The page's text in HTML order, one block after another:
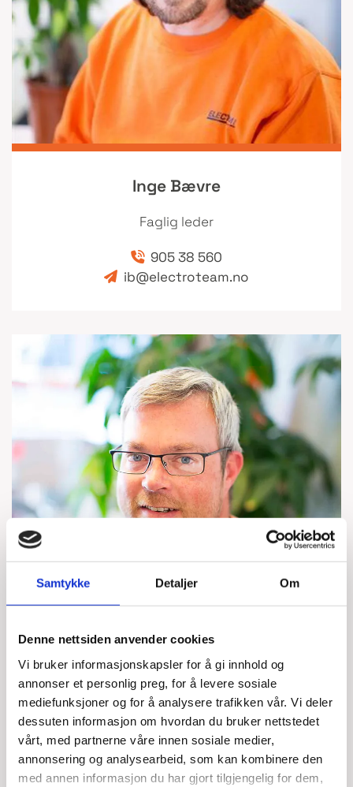
Samtykke Detaljer Om
Denne nettsiden anvender cookies
Vi bruker informasjonskapsler for å gi innhold og
annonser et personlig preg, for å levere sosiale
mediefunksjoner og for å analysere trafikken vår. Vi deler
dessuten informasjon om hvordan du bruker nettstedet
vårt, med partnerne våre innen sosiale medier,
annonsering og analysearbeid, som kan kombinere den
med annen informasjon du har gjort tilgjengelig for dem,
Inge Bævre
Faglig leder
 905 38 560
 ib@electroteam.no
Espen Kvambe
Team Leder
 905 38 558